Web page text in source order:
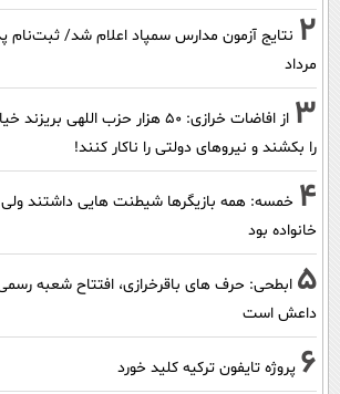
2
مرداد
3
از افاضات خرازی: ۵۰ هزار حزب
را بکشند و نیرو‌های دولتی را ناکار کنند!
4 خمسه: همه بازیگرها شیطنت هایی داشتند ولی
خانواده بود
5 ابطحی: حرف های باقرخرازی، افتتاح شعبه
داعش است
6 پروژه تایفون ترکیه کلید خورد